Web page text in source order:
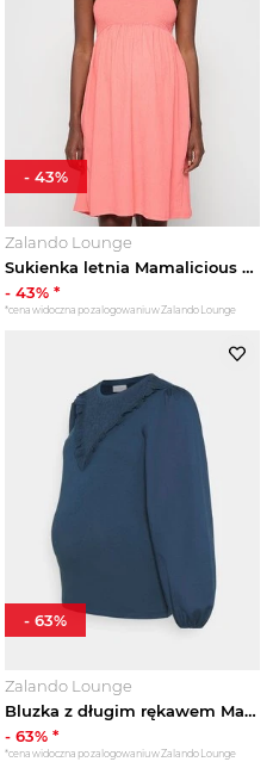
Zalando Lounge
Sukienka letnia Mamalicious koralowy
- 43% *
*cena widoczna po zalogowaniu w Zalando Lounge
- 43%
Zalando Lounge
Bluzka z długim rękawem Mamalicious niebieski
- 63% *
*cena widoczna po zalogowaniu w Zalando Lounge
- 63%